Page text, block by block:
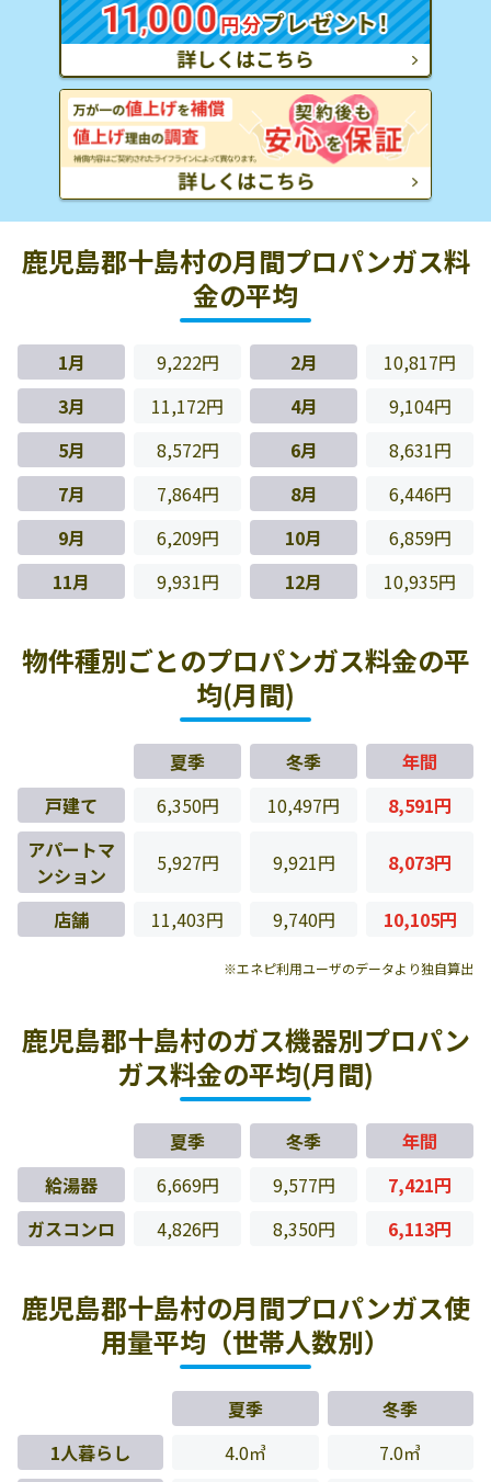
鹿児島郡十島村の月間プロパンガス料
金の平均
1月 9,222円 2月
10,817円
3月
11,172円 4月
9,104円
5月
8,572円 6月
8,631円
7月
7,864円 8月
6,446円
9月
6,209円 10月
6,859円
11月
9,931円 12月 10,935円
物件種別ごとのプロパンガス料金の平
均(月間)
夏季 冬季
年間
戸建て
6,350円 10,497円
8,591円
アパートマ
ンション
5,927円 9,921円 8,073円
店舗 11,403円 9,740円 10,105円
※エネピ利用ユーザのデータより独自算出
鹿児島郡十島村のガス機器別プロパン
ガス料金の平均(月間)
夏季 冬季
年間
給湯器
6,669円 9,577円
7,421円
ガスコンロ
4,826円 8,350円 6,113円
鹿児島郡十島村の月間プロパンガス使
用量平均（世帯人数別）
夏季
冬季
1人暮らし
4.0㎥
7.0㎥